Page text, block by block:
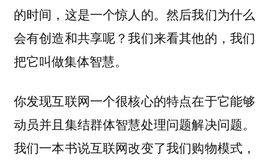
的时间，这是一个惊人的。然后我们为什么
会有创造和共享呢？我们来看其他的，我们
把它叫做集体智慧。
你发现互联网一个很核心的特点在于它能够
动员并且集结群体智慧处理问题解决问题。
我们一本书说互联网改变了我们购物模式，